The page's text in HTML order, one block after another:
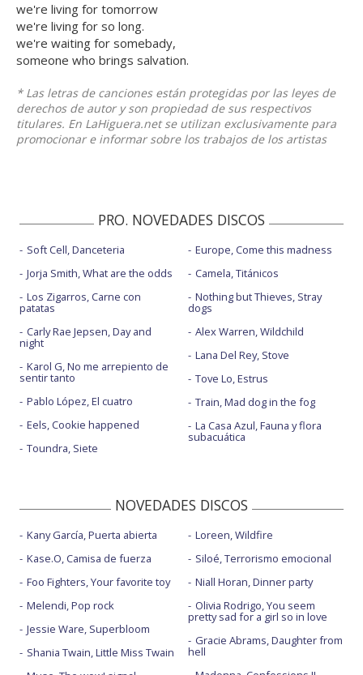
we're living for tomorrow
we're living for so long.
we're waiting for somebady,
someone who brings salvation.
* Las letras de canciones están protegidas por las leyes de
derechos de autor y son propiedad de sus respectivos
titulares. En LaHiguera.net se utilizan exclusivamente para
promocionar e informar sobre los trabajos de los artistas
PRO. NOVEDADES DISCOS
Soft Cell, Danceteria
Jorja Smith, What are the odds
Los Zigarros, Carne con
patatas
Carly Rae Jepsen, Day and
night
Karol G, No me arrepiento de
sentir tanto
Pablo López, El cuatro
Eels, Cookie happened
Toundra, Siete
Europe, Come this madness
Camela, Titánicos
Nothing but Thieves, Stray
dogs
Alex Warren, Wildchild
Lana Del Rey, Stove
Tove Lo, Estrus
Train, Mad dog in the fog
La Casa Azul, Fauna y flora
subacuática
NOVEDADES DISCOS
Kany García, Puerta abierta
Kase.O, Camisa de fuerza
Foo Fighters, Your favorite toy
Melendi, Pop rock
Jessie Ware, Superbloom
Shania Twain, Little Miss Twain
Loreen, Wildfire
Siloé, Terrorismo emocional
Niall Horan, Dinner party
Olivia Rodrigo, You seem
pretty sad for a girl so in love
Gracie Abrams, Daughter from
hell